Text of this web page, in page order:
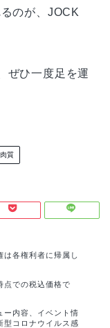
のが、JOCK
ぜひ一度足を運
質
は各権利者に帰属し
点での税込価格で
ー内容、イベント情
型コロナウイルス感